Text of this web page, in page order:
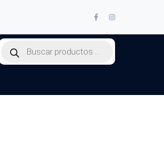
FacebookInstagram
search